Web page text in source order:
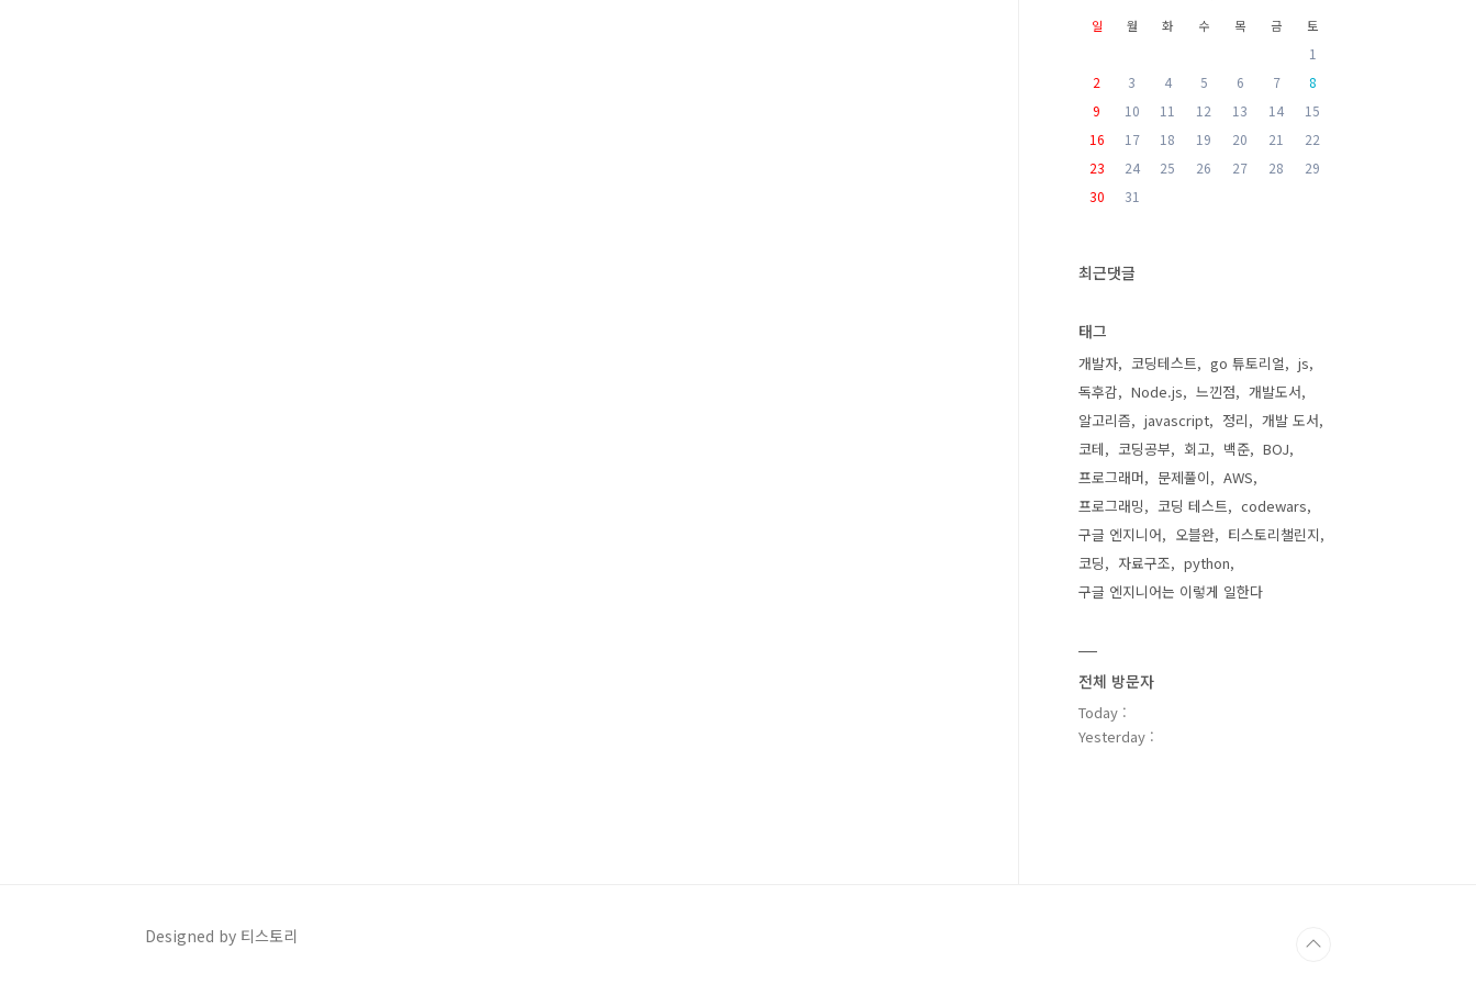
일 월 화 수 목 금 토
1
2
3 4 5 6 7
8
9
10 11 12 13 14
15
16
17 18 19 20 21
22
23
24 25 26 27 28
29
30
31
최근댓글
태그
개발자 코딩테스트 go 튜토리얼
js
독후감
Node.js 느낀점
개발도서
알고리즘
javascript 정리
개발 도서
코테
코딩공부 회고 백준
BOJ
프로그래머
문제풀이
AWS
프로그래밍
코딩 테스트
codewars
구글 엔지니어
오블완
티스토리챌린지
코딩
자료구조
python
구글 엔지니어는 이렇게 일한다
전체 방문자
Today :
Yesterday :
Designed by 티스토리